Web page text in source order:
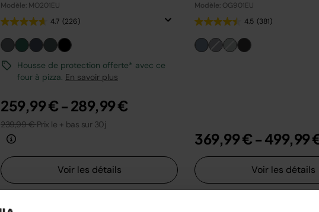
Modèle: MO201EU
4.7 (226)
Housse de protection offerte* avec ce
four à pizza. En savoir plus
259,99 € - 289,99 €
239,99 €Prix le + bas sur 30j
Voir les détails
Modèle: OG901EU
4.5 (381)
369,99 € - 499,99
Voir les détails